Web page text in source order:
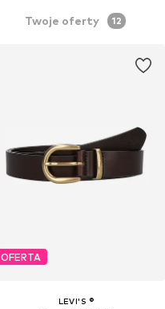
Twoje oferty 12
OFERTA
LEVI'S ®